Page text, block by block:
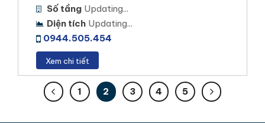
Số tầng Updating...
Diện tích Updating...
0944.505.454
Xem chi tiết
1 2 3 4 5